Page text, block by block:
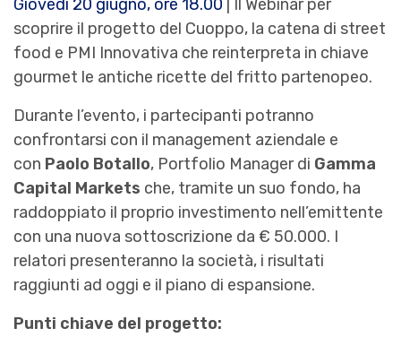
Giovedì 20 giugno, ore 18.00 | Il Webinar per
scoprire il progetto del Cuoppo, la catena di street
food e PMI Innovativa che reinterpreta in chiave
gourmet le antiche ricette del fritto partenopeo.
Durante l’evento, i partecipanti potranno
confrontarsi con il management aziendale e
con Paolo Botallo, Portfolio Manager di Gamma
Capital Markets che, tramite un suo fondo, ha
raddoppiato il proprio investimento nell’emittente
con una nuova sottoscrizione da € 50.000. I
relatori presenteranno la società, i risultati
raggiunti ad oggi e il piano di espansione.
Punti chiave del progetto: